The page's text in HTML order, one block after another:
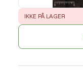
ERROR:
IKKE PÅ LAGER